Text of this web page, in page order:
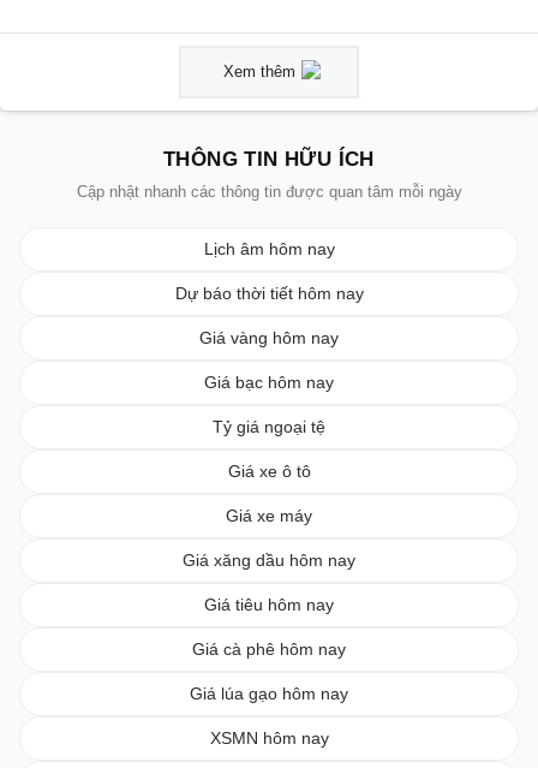
Xem thêm
THÔNG TIN HỮU ÍCH
Cập nhật nhanh các thông tin được quan tâm mỗi ngày
Lịch âm hôm nay
Dự báo thời tiết hôm nay
Giá vàng hôm nay
Giá bạc hôm nay
Tỷ giá ngoại tệ
Giá xe ô tô
Giá xe máy
Giá xăng dầu hôm nay
Giá tiêu hôm nay
Giá cà phê hôm nay
Giá lúa gạo hôm nay
XSMN hôm nay